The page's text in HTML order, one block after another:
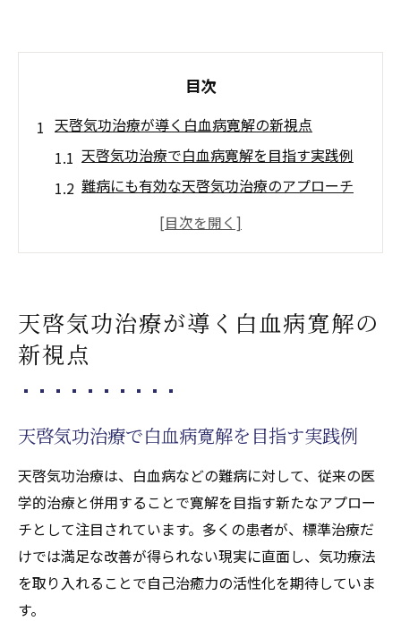
目次
天啓気功治療が導く白血病寛解の新視点
天啓気功治療で白血病寛解を目指す実践例
難病にも有効な天啓気功治療のアプローチ
天啓気功治療が白血病に与える変化と可能
説
難病改善に挑む天啓気功の実践的アプローチ
難病改善に選ばれる天啓気功治療の理由
天啓気功治療を活用した症状緩和の工夫
天啓気功治療や療法でのクンダリニー活性
との組み合わせで広がる治療効果
天啓気功治療がもたらす生活の変化と喜び
天啓気功治療や療法で活性化するクンダリニー
覚醒による心身変化の真実を探る
天啓気功治療が導く白血病寛解の
新視点
天啓気功治療で白血病寛解を目指す実践例
天啓気功治療は、白血病などの難病に対して、従来の医
学的治療と併用することで寛解を目指す新たなアプロー
チとして注目されています。多くの患者が、標準治療だ
けでは満足な改善が得られない現実に直面し、気功療法
を取り入れることで自己治癒力の活性化を期待していま
す。